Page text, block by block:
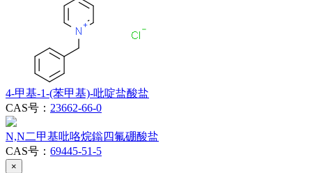
4-甲基-1-(苯甲基)-吡啶盐酸盐
CAS号： 23662-66-0
N,N二甲基吡咯烷鎓四氟硼酸盐
CAS号： 69445-51-5
×